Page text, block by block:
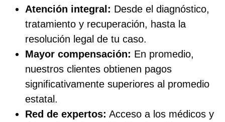
Atención integral: Desde el diagnóstico,
tratamiento y recuperación, hasta la
resolución legal de tu caso.
Mayor compensación: En promedio,
nuestros clientes obtienen pagos
significativamente superiores al promedio
estatal.
Red de expertos: Acceso a los médicos y